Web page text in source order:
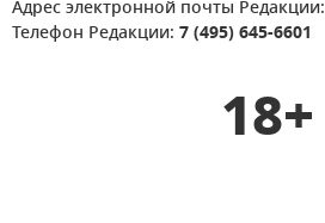
Адрес электронной почты Редакции:
Телефон Редакции: 7 (495) 645-6601
18+